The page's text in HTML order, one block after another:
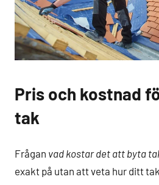
Pris och kostnad
tak
Frågan vad kostar det att byta
exakt på utan att veta hur ditt